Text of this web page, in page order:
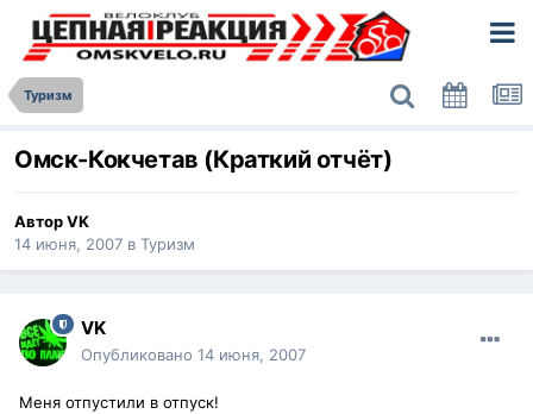
Туризм
Омск-Кокчетав (Краткий отчёт)
АвторVK
14 июня, 2007 в Туризм
VK
Опубликовано 14 июня, 2007
Меня отпустили в отпуск!